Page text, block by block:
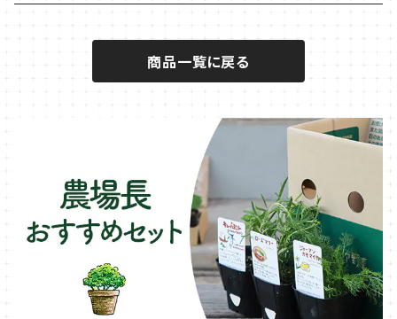
キュウリのコンパニオン
イチゴをおいしく育てたい
タイム・ハーブ苗
マロウ・ハーブ苗
ヒソップ・ハーブ苗
オレガノ・ハーブ苗
樹脂製 / プラ製プランター
ファイバー製プランター
ブリキ製プランター
オーニング
シェード
テーブル・チェア・ベンチ
商品一覧に戻る